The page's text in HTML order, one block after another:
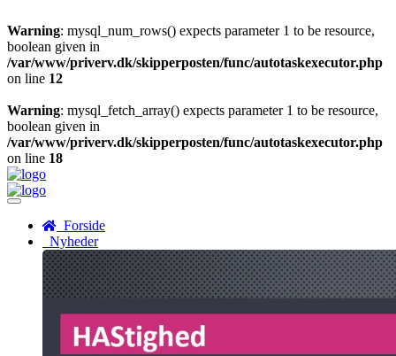
Warning: mysql_num_rows() expects parameter 1 to be resource,
boolean given in
/var/www/priverv.dk/skipperposten/func/autotaskexecutor.php
on line 12
Warning: mysql_fetch_array() expects parameter 1 to be resource,
boolean given in
/var/www/priverv.dk/skipperposten/func/autotaskexecutor.php
on line 18
Menu
Forside
Nyheder